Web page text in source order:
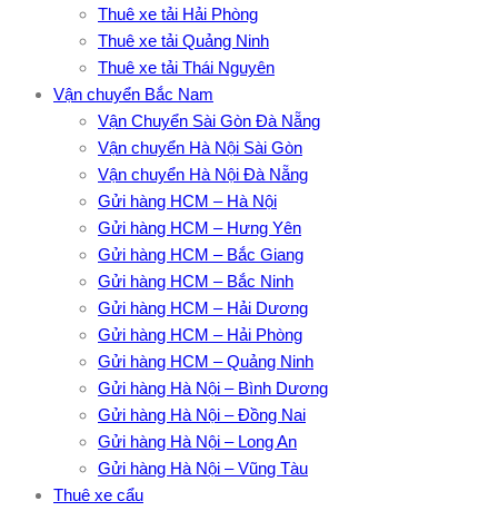
Thuê xe tải Hải Phòng
Thuê xe tải Quảng Ninh
Thuê xe tải Thái Nguyên
Vận chuyển Bắc Nam
Vận Chuyển Sài Gòn Đà Nẵng
Vận chuyển Hà Nội Sài Gòn
Vận chuyển Hà Nội Đà Nẵng
Gửi hàng HCM – Hà Nội
Gửi hàng HCM – Hưng Yên
Gửi hàng HCM – Bắc Giang
Gửi hàng HCM – Bắc Ninh
Gửi hàng HCM – Hải Dương
Gửi hàng HCM – Hải Phòng
Gửi hàng HCM – Quảng Ninh
Gửi hàng Hà Nội – Bình Dương
Gửi hàng Hà Nội – Đồng Nai
Gửi hàng Hà Nội – Long An
Gửi hàng Hà Nội – Vũng Tàu
Thuê xe cẩu